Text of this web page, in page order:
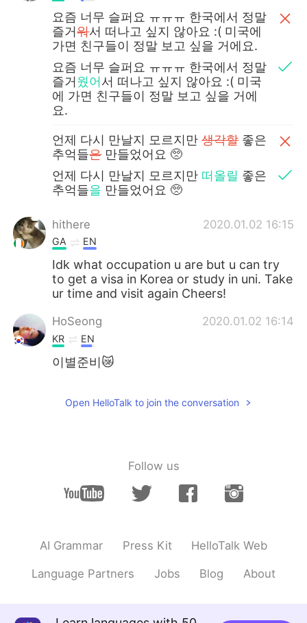
日本語 한국어
Русский ไทย
Indonesia Italiano
Türkçe
Português
요즘 너무 슬퍼요 ㅠㅠㅠ 한국에서 정말
즐거워서 떠나고 싶지 않아요 :( 미국에
가면 친구들이 정말 보고 싶을 거에요.
요즘 너무 슬퍼요 ㅠㅠㅠ 한국에서 정말
즐거웠어서 떠나고 싶지 않아요 :( 미국
에 가면 친구들이 정말 보고 싶을 거에
요.
언제 다시 만날지 모르지만생각할좋은
추억들은만들었어요 🥺
언제 다시 만날지 모르지만 떠올릴 좋은
추억들을 만들었어요 🥺
hithere 2020.01.02 16:15
GA EN
Idk what occupation u are but u can try
to get a visa in Korea or study in uni. Take
ur time and visit again Cheers!
HoSeong 2020.01.02 16:14
KR EN
이별준비😿
Open HelloTalk to join the conversation
Follow us
AI Grammar Press Kit HelloTalk Web
Language Partners Jobs Blog About